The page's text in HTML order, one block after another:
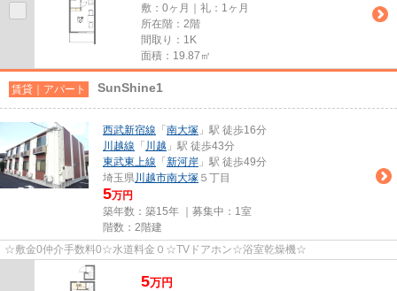
敷：0ヶ月｜礼：1ヶ月
所在階：2階
間取り：1K
面積：19.87㎡
賃貸｜アパート SunShine1
西武新宿線 「 南大塚 」駅 徒歩16分
川越線 「 川越 」駅 徒歩43分
東武東上線 「 新河岸 」駅 徒歩49分
埼玉県川越市南大塚 ５丁目
5万円
築年数：築15年 ｜募集中： 1室
階数：2階建
☆敷金0仲介手数料0☆水道料金０☆TVドアホン☆浴室乾燥機☆
5万円